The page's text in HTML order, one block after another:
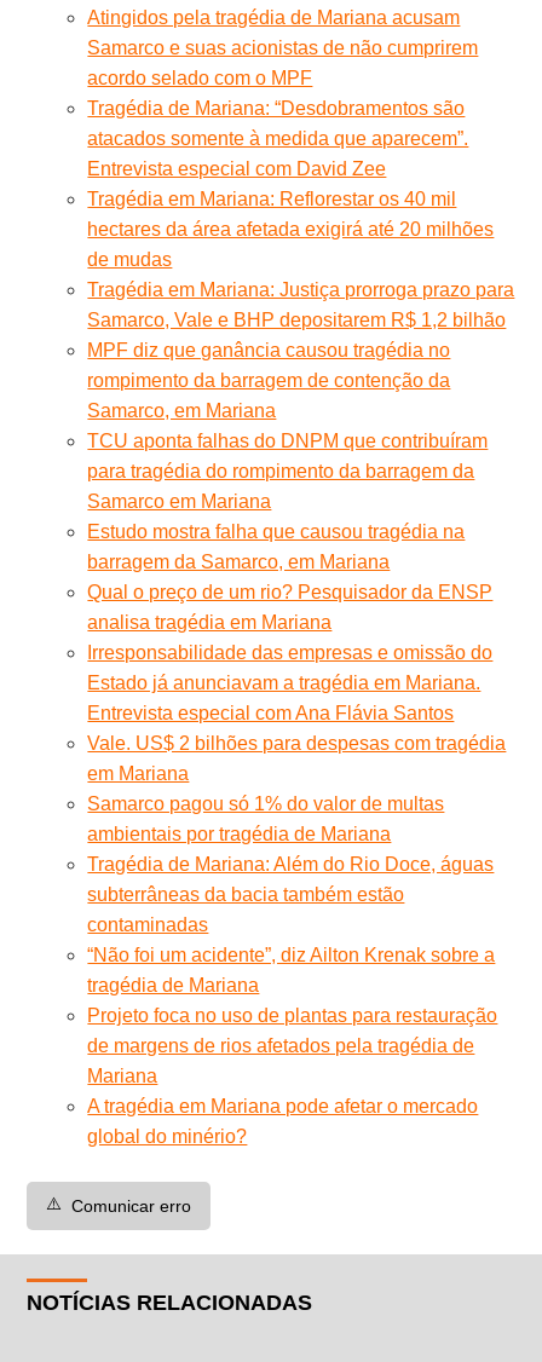
Atingidos pela tragédia de Mariana acusam
Samarco e suas acionistas de não cumprirem
acordo selado com o MPF
Tragédia de Mariana: “Desdobramentos são
atacados somente à medida que aparecem”.
Entrevista especial com David Zee
Tragédia em Mariana: Reflorestar os 40 mil
hectares da área afetada exigirá até 20 milhões
de mudas
Tragédia em Mariana: Justiça prorroga prazo para
Samarco, Vale e BHP depositarem R$ 1,2 bilhão
MPF diz que ganância causou tragédia no
rompimento da barragem de contenção da
Samarco, em Mariana
TCU aponta falhas do DNPM que contribuíram
para tragédia do rompimento da barragem da
Samarco em Mariana
Estudo mostra falha que causou tragédia na
barragem da Samarco, em Mariana
Qual o preço de um rio? Pesquisador da ENSP
analisa tragédia em Mariana
Irresponsabilidade das empresas e omissão do
Estado já anunciavam a tragédia em Mariana.
Entrevista especial com Ana Flávia Santos
Vale. US$ 2 bilhões para despesas com tragédia
em Mariana
Samarco pagou só 1% do valor de multas
ambientais por tragédia de Mariana
Tragédia de Mariana: Além do Rio Doce, águas
subterrâneas da bacia também estão
contaminadas
“Não foi um acidente”, diz Ailton Krenak sobre a
tragédia de Mariana
Projeto foca no uso de plantas para restauração
de margens de rios afetados pela tragédia de
Mariana
A tragédia em Mariana pode afetar o mercado
global do minério?
⚠️ Comunicar erro
NOTÍCIAS RELACIONADAS